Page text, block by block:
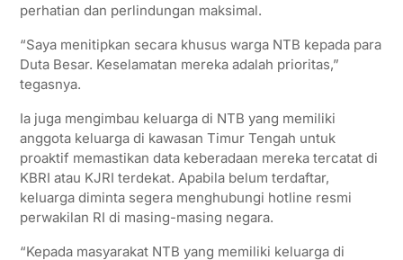
perhatian dan perlindungan maksimal.
“Saya menitipkan secara khusus warga NTB kepada para
Duta Besar. Keselamatan mereka adalah prioritas,”
tegasnya.
Ia juga mengimbau keluarga di NTB yang memiliki
anggota keluarga di kawasan Timur Tengah untuk
proaktif memastikan data keberadaan mereka tercatat di
KBRI atau KJRI terdekat. Apabila belum terdaftar,
keluarga diminta segera menghubungi hotline resmi
perwakilan RI di masing-masing negara.
“Kepada masyarakat NTB yang memiliki keluarga di